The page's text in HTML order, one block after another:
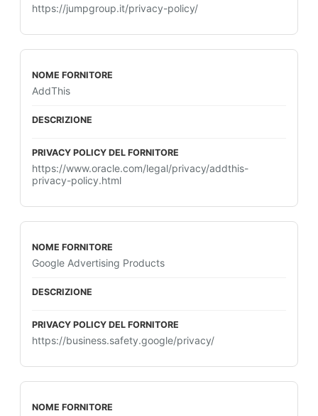
https://jumpgroup.it/privacy-policy/
AddThis
https://www.oracle.com/legal/privacy/addthis-
privacy-policy.html
Google Advertising Products
https://business.safety.google/privacy/